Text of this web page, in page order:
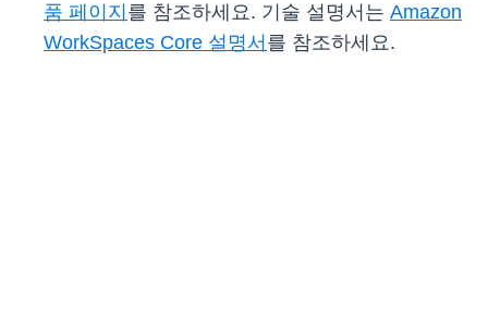
품 페이지 를 참조하세요. 기술 설명서는 Amazon
WorkSpaces Core 설명서 를 참조하세요.